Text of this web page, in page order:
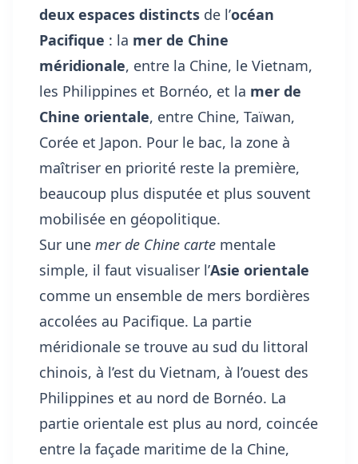
deux espaces distincts de l’océan
Pacifique : la mer de Chine
méridionale, entre la Chine, le Vietnam,
les Philippines et Bornéo, et la mer de
Chine orientale, entre Chine, Taïwan,
Corée et Japon. Pour le bac, la zone à
maîtriser en priorité reste la première,
beaucoup plus disputée et plus souvent
mobilisée en géopolitique.
Sur une mer de Chine carte mentale
simple, il faut visualiser l’Asie orientale
comme un ensemble de mers bordières
accolées au Pacifique. La partie
méridionale se trouve au sud du littoral
chinois, à l’est du Vietnam, à l’ouest des
Philippines et au nord de Bornéo. La
partie orientale est plus au nord, coincée
entre la façade maritime de la Chine,